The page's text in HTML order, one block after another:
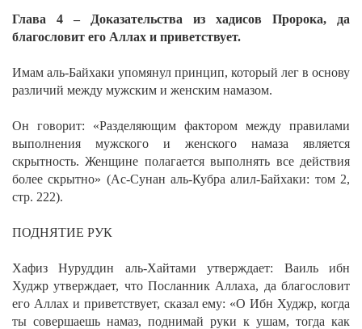
Глава 4 – Доказательства из хадисов Пророка, да
благословит его Аллах и приветствует.
Имам аль-Байхаки упомянул принцип, который лег в основу
различий между мужским и женским намазом.
Он говорит: «Разделяющим фактором между правилами
выполнения мужского и женского намаза является
скрытность. Женщине полагается выполнять все действия
более скрытно» (Ас-Сунан аль-Кубра алил-Байхаки: том 2,
стр. 222).
ПОДНЯТИЕ РУК
Хафиз Нуруддин аль-Хайтами утверждает: Ваиль ибн
Худжр утверждает, что Посланник Аллаха, да благословит
его Аллах и приветствует, сказал ему: «О Ибн Худжр, когда
ты совершаешь намаз, поднимай руки к ушам, тогда как